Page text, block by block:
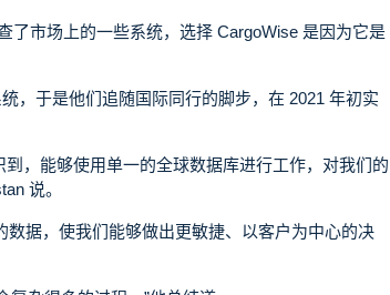
了市场上的一些系统，选择 CargoWise 是因为它是
，于是他们追随国际同行的脚步，在 2021 年初实
，能够使用单一的全球数据库进行工作，对我们的
说。
据，使我们能够做出更敏捷、以客户为中心的决